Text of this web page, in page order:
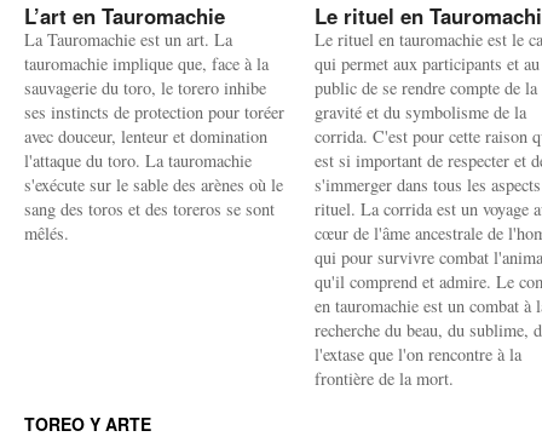
L’art en Tauromachie
La Tauromachie est un art. La
tauromachie implique que, face à la
sauvagerie du toro, le torero inhibe
ses instincts de protection pour toréer
avec douceur, lenteur et domination
l'attaque du toro. La tauromachie
s'exécute sur le sable des arènes où le
sang des toros et des toreros se sont
mêlés.
Le rituel en
Le rituel en tauromachie est le
qui permet aux participants et au
public de se rendre compte de la
gravité et du symbolisme de la
corrida. C'est pour cette raison
est si important de respecter et
s'immerger dans tous les
rituel. La corrida est un voyage
cœur de l'âme ancestrale de
qui pour survivre combat
qu'il comprend et admire. Le
en tauromachie est un combat à
recherche du beau, du sublime,
l'extase que l'on rencontre à la
frontière de la mort.
TOREO Y ARTE